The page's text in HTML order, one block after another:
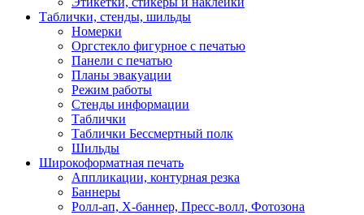
Таблички, стенды, шильды
Номерки
Оргстекло фигурное с печатью
Панели с печатью
Планы эвакуации
Режим работы
Стенды информации
Таблички
Таблички Бессмертный полк
Шильды
Широкоформатная печать
Аппликации, контурная резка
Баннеры
Ролл-ап, X-баннер, Пресс-волл, Фотозона